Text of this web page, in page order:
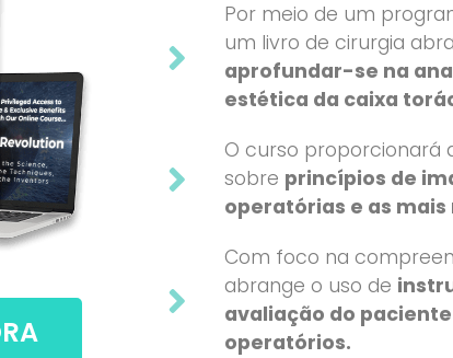
Por meio de um
um livro de cirurgia
aprofundar-se na
estética da caixa
O curso proporcionará
sobre princípios de
operatórias e as
Com foco na
abrange o uso de
avaliação do
operatórios.